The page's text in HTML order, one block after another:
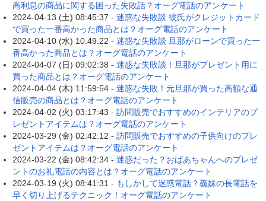
高利息の商品に関する困った失敗話？オーグ電話のアンケート
2024-04-13 (土) 08:45:37 - 迷惑な失敗談 彼氏がクレジットカード
で買った一番高かった商品とは？オーグ電話のアンケート
2024-04-10 (水) 10:49:22 - 迷惑な失敗談 旦那がローンで買った一
番高かった商品とは？オーグ電話のアンケート
2024-04-07 (日) 09:02:38 - 迷惑な失敗談！旦那がプレゼント用に
買った商品とは？オーグ電話のアンケート
2024-04-04 (木) 11:59:54 - 迷惑な失敗！元旦那が買った高額な通
信販売の商品とは？オーグ電話のアンケート
2024-04-02 (火) 03:17:43 - 訪問販売でおすすめのインテリアのプ
レゼントアイテムは？オーグ電話のアンケート
2024-03-29 (金) 02:42:12 - 訪問販売でおすすめの子供向けのプレ
ゼントアイテムは？オーグ電話のアンケート
2024-03-22 (金) 08:42:34 - 迷惑だった？おばあちゃんへのプレゼ
ントのお礼電話の内容とは？オーグ電話のアンケート
2024-03-19 (火) 08:41:31 - もしかして迷惑電話？義妹の長電話を
早く切り上げるテクニック！オーグ電話のアンケート